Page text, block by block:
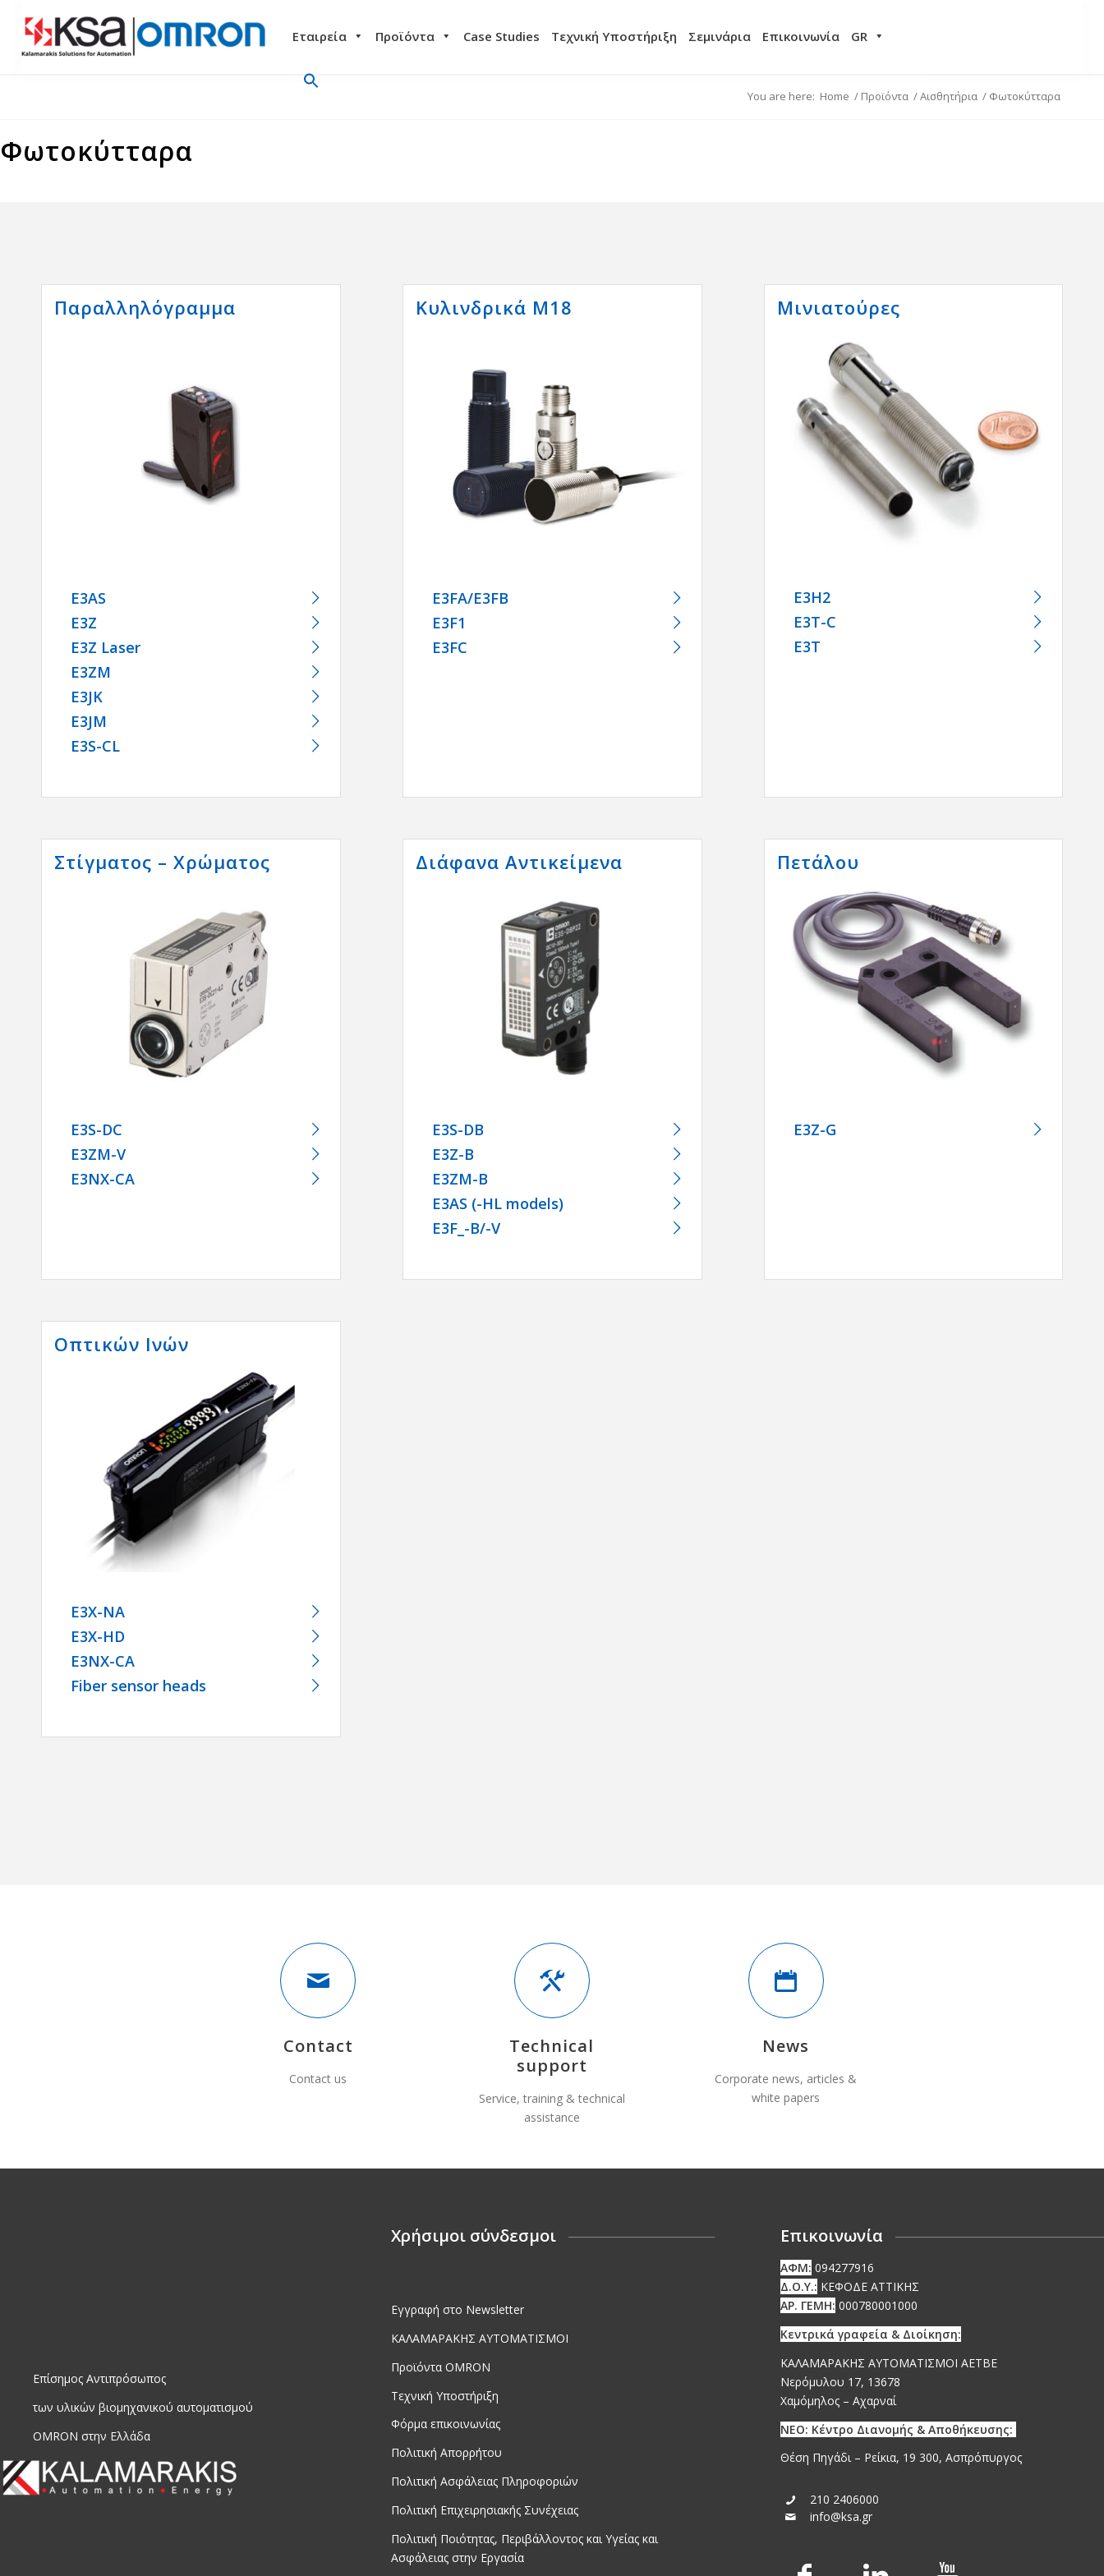
Εταιρεία Προϊόντα Case Studies Τεχνική Υποστήριξη Σεμινάρια Επικοινωνία GR
You are here: Home / Προϊόντα /Αισθητήρια / Φωτοκύτταρα
Φωτοκύτταρα
Παραλληλόγραμμα
E3AS
Ε3Ζ
E3Z Laser
E3ZM
E3JK
E3JM
E3S-CL
Κυλινδρικά Μ18
E3FA/E3FB
E3F1
E3FC
Μινιατούρες
E3H2
E3T-C
E3T
Στίγματος – Χρώματος
E3S-DC
E3ZM-V
E3NX-CA
Διάφανα Αντικείμενα
E3S-DB
E3Z-B
E3ZM-B
E3AS (-HL models)
E3F_-B/-V
Πετάλου
E3Z-G
Οπτικών Ινών
E3X-NA
E3X-HD
E3NX-CA
Fiber sensor heads
Contact
Contact us
Technical
support
Service, training & technical
assistance
News
Corporate news, articles &
white papers
Χρήσιμοι σύνδεσμοι Επικοινωνία
Επίσημος Αντιπρόσωπος
των υλικών βιομηχανικού αυτοματισμού
OMRON στην Ελλάδα
Εγγραφή στο Newsletter
ΚΑΛΑΜΑΡΑΚΗΣ ΑΥΤΟΜΑΤΙΣΜΟΙ
Προϊόντα OMRON
Τεχνική Υποστήριξη
Φόρμα επικοινωνίας
Πολιτική Απορρήτου
Πολιτική Ασφάλειας Πληροφοριών
Πολιτική Επιχειρησιακής Συνέχειας
Πολιτική Ποιότητας, Περιβάλλοντος και Υγείας και
Ασφάλειας στην Εργασία
ΑΦΜ: 094277916
Δ.Ο.Υ.: ΚΕΦΟΔΕ ΑΤΤΙΚΗΣ
ΑΡ. ΓΕΜΗ: 000780001000
Κεντρικά γραφεία & Διοίκηση:
ΚΑΛΑΜΑΡΑΚΗΣ ΑΥΤΟΜΑΤΙΣΜΟΙ ΑΕΤΒΕ
Νερόμυλου 17, 13678
Χαμόμηλος – Αχαρναί
ΝΕΟ: Κέντρο Διανομής & Αποθήκευσης:
Θέση Πηγάδι – Ρείκια, 19 300, Ασπρόπυργος
210 2406000
info@ksa.gr